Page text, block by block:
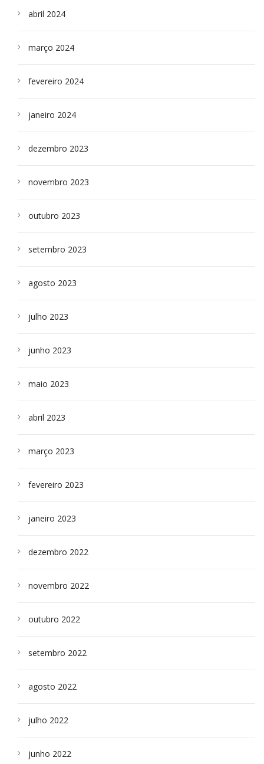
abril 2024
março 2024
fevereiro 2024
janeiro 2024
dezembro 2023
novembro 2023
outubro 2023
setembro 2023
agosto 2023
julho 2023
junho 2023
maio 2023
abril 2023
março 2023
fevereiro 2023
janeiro 2023
dezembro 2022
novembro 2022
outubro 2022
setembro 2022
agosto 2022
julho 2022
junho 2022